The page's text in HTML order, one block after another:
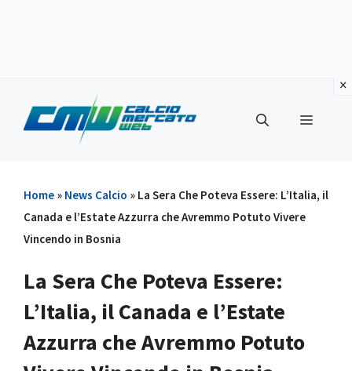
contenuto
Menu
Home » News Calcio » La Sera Che Poteva Essere: L’Italia, il
Canada e l’Estate Azzurra che Avremmo Potuto Vivere
Vincendo in Bosnia
La Sera Che Poteva Essere:
L’Italia, il Canada e l’Estate
Azzurra che Avremmo Potuto